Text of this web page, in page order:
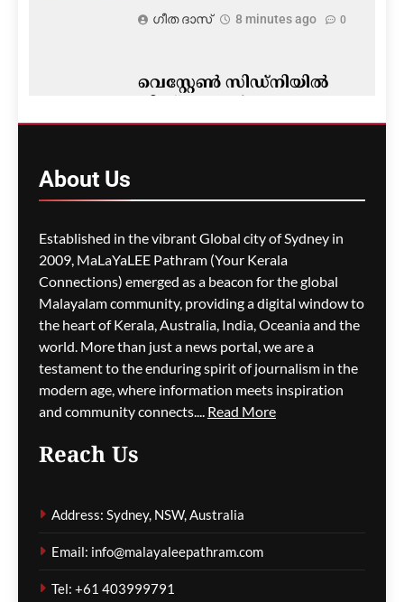
ഗീത ദാസ്‌ 8 minutes ago 0
വെസ്റ്റേൺ സിഡ്‌നിയില്‍
രാജ്യങ്ങളിലേക്ക് നേരിട്ടുള്ള
ഗീത ദാസ്‌ 16 minutes ago 0
സിഡ്നി മലയാളി
അസോസിയേഷൻ
ഗോൾഡൻ ജൂബിലി
ആഘോഷവും ഓണം
സംഗീത സന്ധ്യയും ഓഗസ്റ്റ്
15-ന്
ഗീത ദാസ്‌ 21 minutes ago
വർദ്ധനവ്; ജിപി
സന്ദർശനങ്ങൾ കൂടുതൽ
സൗജന്യമാകും
ഗീത ദാസ്‌
About Us
Established in the vibrant Global city of Sydney in
2009, MaLaYaLEE Pathram (Your Kerala
Connections) emerged as a beacon for the global
Malayalam community, providing a digital window to
the heart of Kerala, Australia, India, Oceania and the
world. More than just a news portal, we are a
testament to the enduring spirit of journalism in the
modern age, where information meets inspiration
and community connects.... Read More
Reach Us
Address: Sydney, NSW, Australia
Email: info@malayaleepathram.com
Tel: +61 403999791